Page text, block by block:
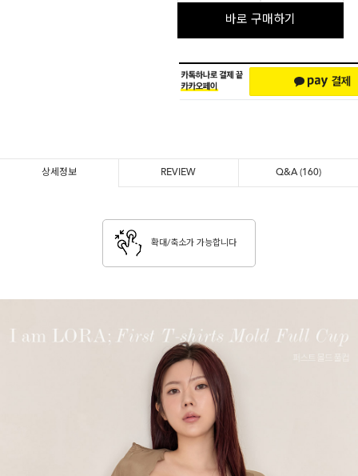
바로 구매하기
상세정보 REVIEW Q&A(160)
확대/축소가 가능합니다